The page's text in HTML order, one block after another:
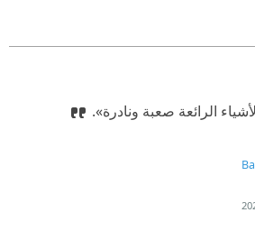
الرائعة صعبة ونادرة».